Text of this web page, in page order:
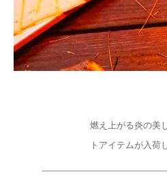
燃え上がる炎の美
トアイテムが入荷